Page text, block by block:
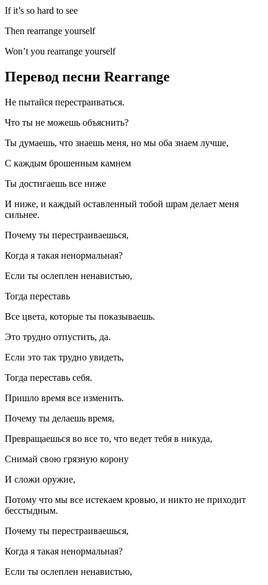
If it’s so hard to see
Then rearrange yourself
Won’t you rearrange yourself
Перевод песни Rearrange
Не пытайся перестраиваться.
Что ты не можешь объяснить?
Ты думаешь, что знаешь меня, но мы оба знаем лучше,
С каждым брошенным камнем
Ты достигаешь все ниже
И ниже, и каждый оставленный тобой шрам делает меня
сильнее.
Почему ты перестраиваешься,
Когда я такая ненормальная?
Если ты ослеплен ненавистью,
Тогда переставь
Все цвета, которые ты показываешь.
Это трудно отпустить, да.
Если это так трудно увидеть,
Тогда переставь себя.
Пришло время все изменить.
Почему ты делаешь время,
Превращаешься во все то, что ведет тебя в никуда,
Снимай свою грязную корону
И сложи оружие,
Потому что мы все истекаем кровью, и никто не приходит
бесстыдным.
Почему ты перестраиваешься,
Когда я такая ненормальная?
Если ты ослеплен ненавистью,